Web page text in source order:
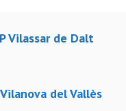
Vilassar de Dalt
Vilanova del Vallès